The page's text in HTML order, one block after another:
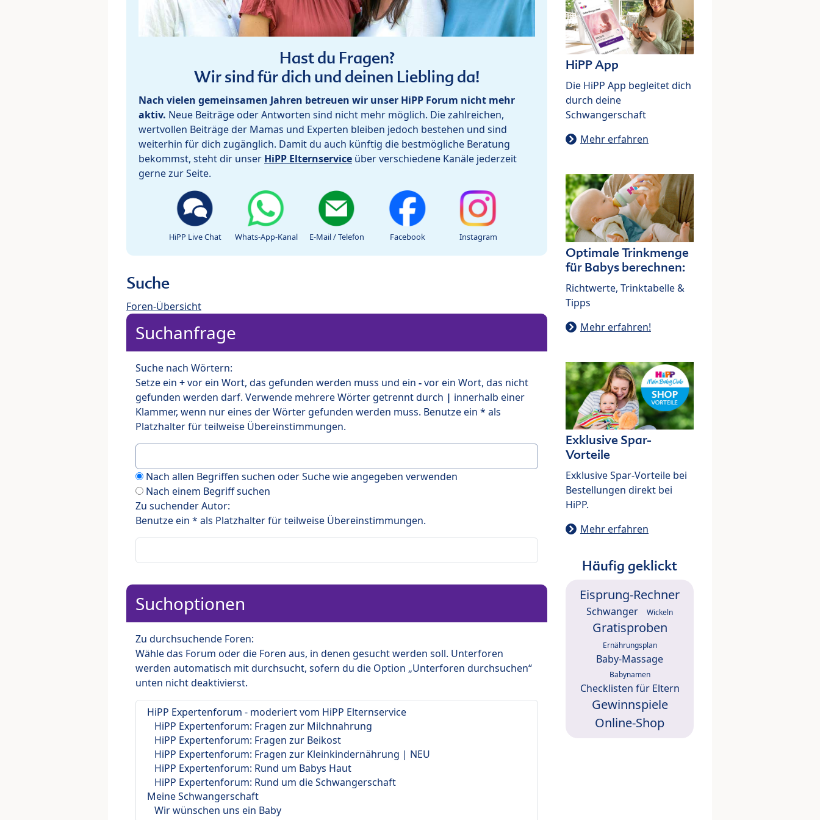
Hast du Fragen?
Wir sind für dich und deinen Liebling da!
Nach vielen gemeinsamen Jahren betreuen wir unser HiPP Forum nicht mehr
aktiv. Neue Beiträge oder Antworten sind nicht mehr möglich. Die zahlreichen,
wertvollen Beiträge der Mamas und Experten bleiben jedoch bestehen und sind
weiterhin für dich zugänglich. Damit du auch künftig die bestmögliche Beratung
bekommst, steht dir unser HiPP Elternservice über verschiedene Kanäle jederzeit
gerne zur Seite.
HiPP Live Chat Whats-App-Kanal E-Mail / Telefon Facebook Instagram
Suche
Foren-Übersicht
Suchanfrage
Suche nach Wörtern:
Setze ein +vor ein Wort, das gefunden werden muss und ein -vor ein Wort, das nicht
gefunden werden darf. Verwende mehrere Wörter getrennt durch | innerhalb einer
Klammer, wenn nur eines der Wörter gefunden werden muss. Benutze ein * als
Platzhalter für teilweise Übereinstimmungen.
Nach allen Begriffen suchen oder Suche wie angegeben verwenden
Nach einem Begriff suchen
Zu suchender Autor:
Benutze ein * als Platzhalter für teilweise Übereinstimmungen.
Suchoptionen
Zu durchsuchende Foren:
Wähle das Forum oder die Foren aus, in denen gesucht werden soll. Unterforen
werden automatisch mit durchsucht, sofern du die Option „Unterforen durchsuchen“
unten nicht deaktivierst.
HiPP App
Die HiPP App begleitet dich
durch deine
Schwangerschaft
Mehr erfahren
Optimale Trinkmenge
für Babys berechnen:
Richtwerte, Trinktabelle &
Tipps
Mehr erfahren!
Exklusive Spar-
Vorteile
Exklusive Spar-Vorteile bei
Bestellungen direkt bei
HiPP.
Mehr erfahren
Häufig geklickt
Eisprung-Rechner
Schwanger Wickeln
Gratisproben
Ernährungsplan
Baby-Massage
Babynamen
Checklisten für Eltern
Gewinnspiele
Online-Shop